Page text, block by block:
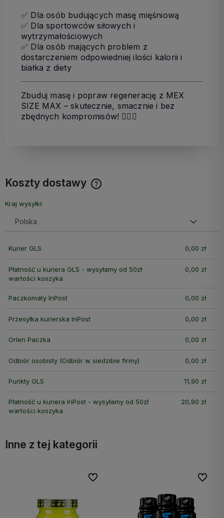
✅ Dla osób budujących masę mięśniową
✅ Dla sportowców siłowych i
wytrzymałościowych
✅ Dla osób mających problem z
dostarczeniem odpowiedniej ilości kalorii i
białka z diety
Zbuduj masę i popraw regenerację z MEX
SIZE MAX – skutecznie, smacznie i bez
zbędnych kompromisów! 🏋️‍♂️🔥
Koszty dostawy
Kraj wysyłki:
Kurier GLS 0,00 zł
Płatność u kuriera GLS - wysyłamy od 50zł
wartości koszyka
0,00 zł
Paczkomaty InPost 0,00 zł
Przesyłka kurierska InPost 0,00 zł
Orlen Paczka 0,00 zł
Odbiór osobisty(Odbiór w siedzibie firmy) 0,00 zł
Punkty GLS 11,90 zł
Płatność u kuriera InPost - wysyłamy od 50zł
wartości koszyka
20,90 zł
Inne z tej kategorii
Do ulubionych Do